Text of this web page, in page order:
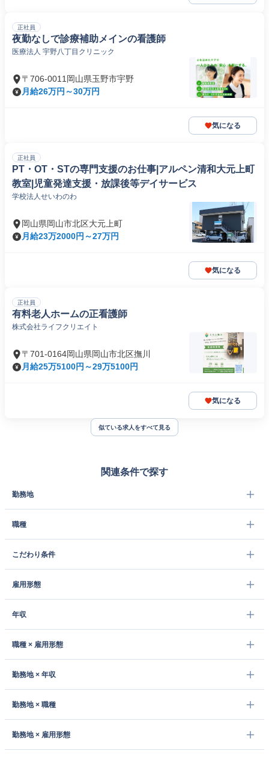
正社員
夜勤なしで診療補助メインの看護師
医療法人 宇野八丁目クリニック
〒706-0011岡山県玉野市宇野
月給26万円～30万円
気になる
正社員
PT・OT・STの専門支援のお仕事|アルペン清和大元上町
教室|児童発達支援・放課後等デイサービス
学校法人せいわのわ
岡山県岡山市北区大元上町
月給23万2000円～27万円
気になる
正社員
有料老人ホームの正看護師
株式会社ライフクリエイト
〒701-0164岡山県岡山市北区撫川
月給25万5100円～29万5100円
気になる
似ている求人をすべて見る
関連条件で探す
勤務地
職種
こだわり条件
雇用形態
年収
職種 × 雇用形態
勤務地 × 年収
勤務地 × 職種
勤務地 × 雇用形態